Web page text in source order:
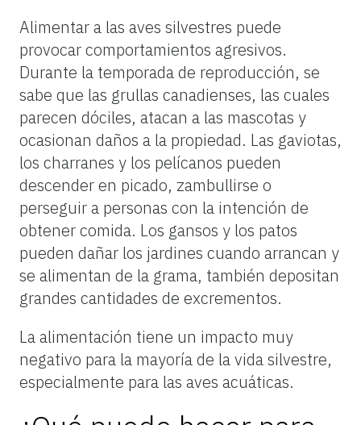
Alimentar a las aves silvestres puede
provocar comportamientos agresivos.
Durante la temporada de reproducción, se
sabe que las grullas canadienses, las cuales
parecen dóciles, atacan a las mascotas y
ocasionan daños a la propiedad. Las gaviotas,
los charranes y los pelícanos pueden
descender en picado, zambullirse o
perseguir a personas con la intención de
obtener comida. Los gansos y los patos
pueden dañar los jardines cuando arrancan y
se alimentan de la grama, también depositan
grandes cantidades de excrementos.
La alimentación tiene un impacto muy
negativo para la mayoría de la vida silvestre,
especialmente para las aves acuáticas.